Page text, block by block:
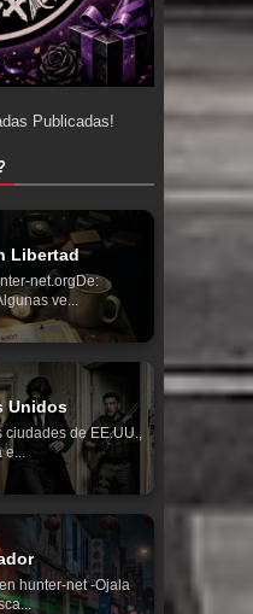
Publicadas!
Libertad
net.orgDe:
ve...
Unidos
de EE.UU.,
hunter-net -Ojala